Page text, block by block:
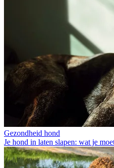
Gezondheid hond
Je hond in laten slapen: wat je